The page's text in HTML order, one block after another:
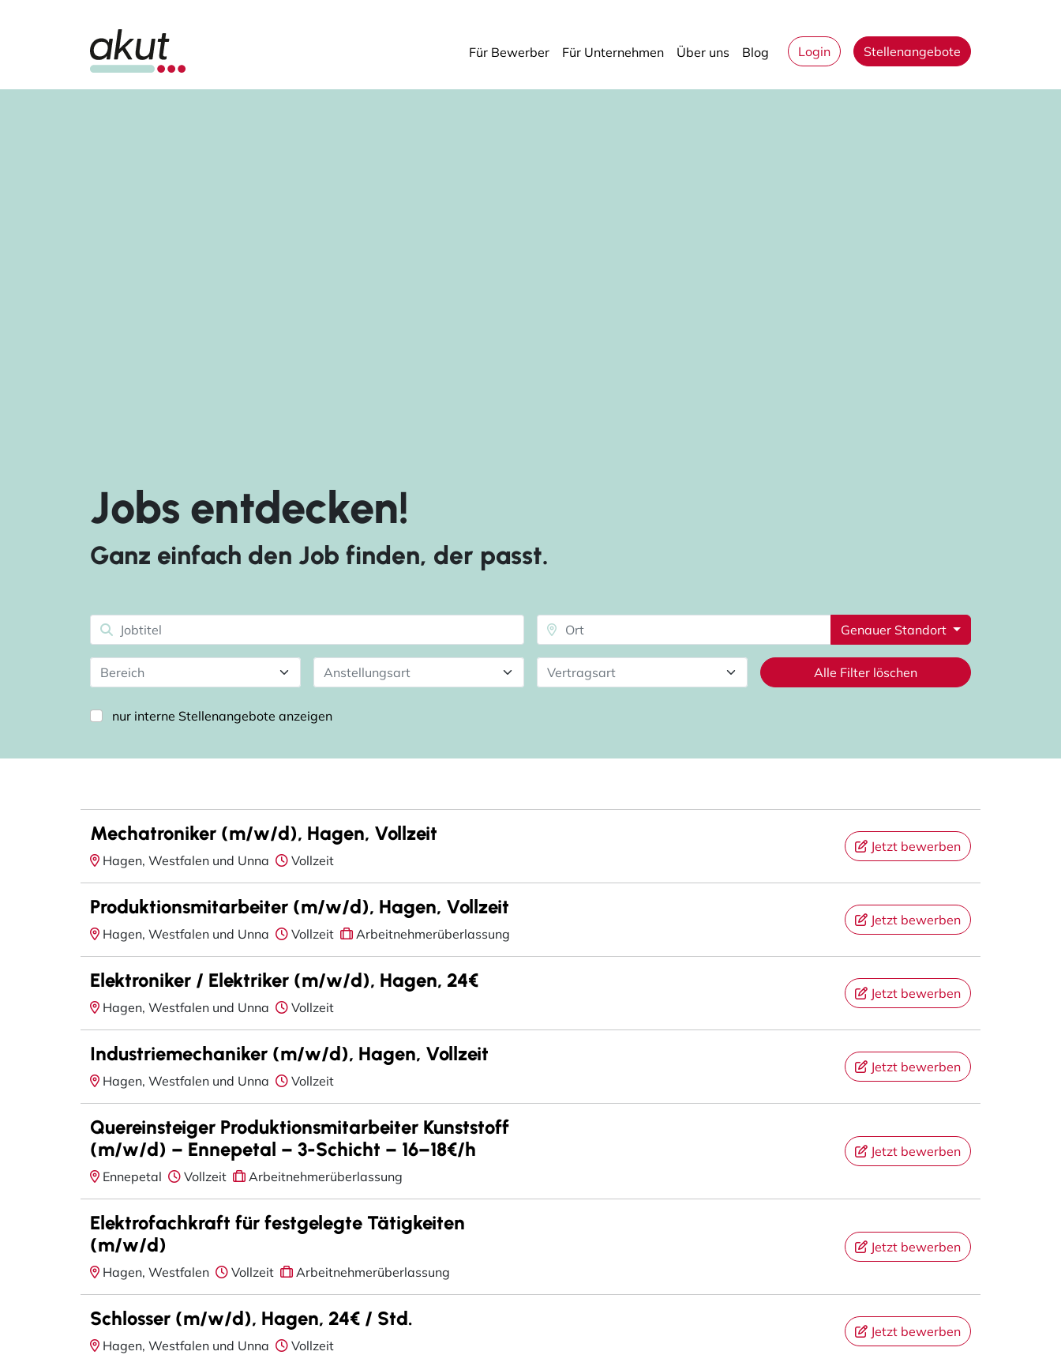
Für Bewerber Für Unternehmen Über uns Blog Login Stellenangebote
Jobs entdecken!
Ganz einfach den Job finden, der passt.
Genauer Standort
Bereich Anstellungsart Vertragsart Alle Filter löschen
nur interne Stellenangebote anzeigen
Mechatroniker (m/w/d), Hagen, Vollzeit
Hagen, Westfalen und Unna Vollzeit
Jetzt bewerben
Produktionsmitarbeiter (m/w/d), Hagen, Vollzeit
Hagen, Westfalen und Unna Vollzeit Arbeitnehmerüberlassung
Jetzt bewerben
Elektroniker / Elektriker (m/w/d), Hagen, 24€
Hagen, Westfalen und Unna Vollzeit
Jetzt bewerben
Industriemechaniker (m/w/d), Hagen, Vollzeit
Hagen, Westfalen und Unna Vollzeit
Jetzt bewerben
Quereinsteiger Produktionsmitarbeiter Kunststoff
(m/w/d) – Ennepetal – 3-Schicht – 16–18€/h
Ennepetal Vollzeit Arbeitnehmerüberlassung
Jetzt bewerben
Elektrofachkraft für festgelegte Tätigkeiten
(m/w/d)
Hagen, Westfalen Vollzeit Arbeitnehmerüberlassung
Jetzt bewerben
Schlosser (m/w/d), Hagen, 24€ / Std.
Hagen, Westfalen und Unna Vollzeit
Jetzt bewerben